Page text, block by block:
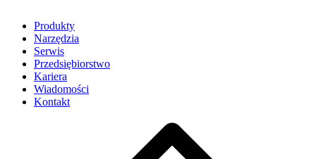
Produkty
Narzędzia
Serwis
Przedsiębiorstwo
Kariera
Wiadomości
Kontakt